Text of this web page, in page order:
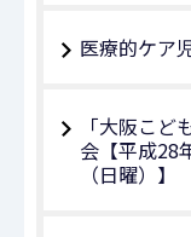
医療的ケア
「大阪こ
会【平成28
（日曜）】